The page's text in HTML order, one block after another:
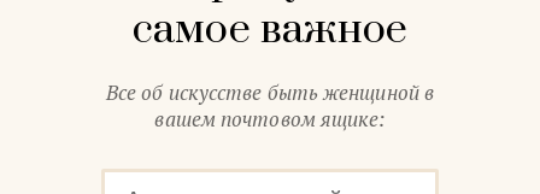
самое важное
Все об искусстве быть женщиной в
вашем почтовом ящике: